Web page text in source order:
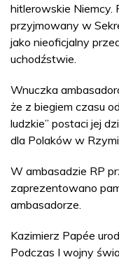
hitlerowskie Niemcy.
przyjmowany w
jako nieoficjalny
uchodźstwie.
Wnuczka
że z biegiem czasu
ludzkie” postaci jej
dla Polaków w
W ambasadzie RP
zaprezentowano
ambasadorze.
Kazimierz Papée
Podczas I wojny